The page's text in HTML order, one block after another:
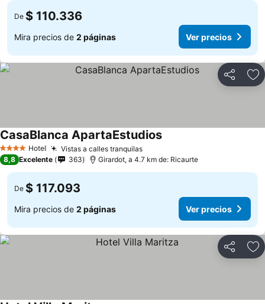
De $ 110.336
Mira precios de 2 páginas Ver precios
Compartir
4 EstrellasHotel Vistas a calles tranquilas
CasaBlanca ApartaEstudios
8,8 Excelente 363 Girardot, a 4.7 km de: Ricaurte
De $ 117.093
Mira precios de 2 páginas Ver precios
Compartir